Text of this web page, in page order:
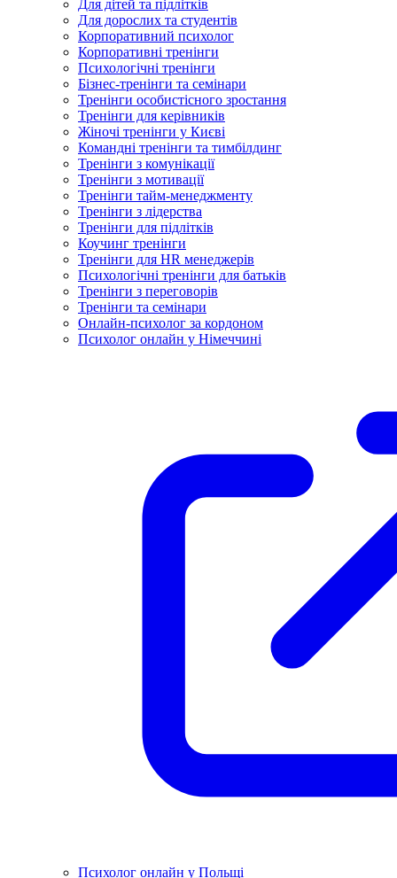
Для дітей та підлітків
Для дорослих та студентів
Корпоративний психолог
Корпоративні тренінги
Психологічні тренінги
Бізнес-тренінги та семінари
Тренінги особистісного зростання
Тренінги для керівників
Жіночі тренінги у Києві
Командні тренінги та тимбілдинг
Тренінги з комунікації
Тренінги з мотивації
Тренінги тайм-менеджменту
Тренінги з лідерства
Тренінги для підлітків
Коучинг тренінги
Тренінги для HR менеджерів
Психологічні тренінги для батьків
Тренінги з переговорів
Тренінги та семінари
Онлайн-психолог за кордоном
Психолог онлайн у Німеччині
Психолог онлайн у Польщі